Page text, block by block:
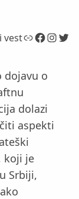
vestLink Facebook InstagramTwitter
dojavu o
dolazi
aspekti
koji je
Srbiji,